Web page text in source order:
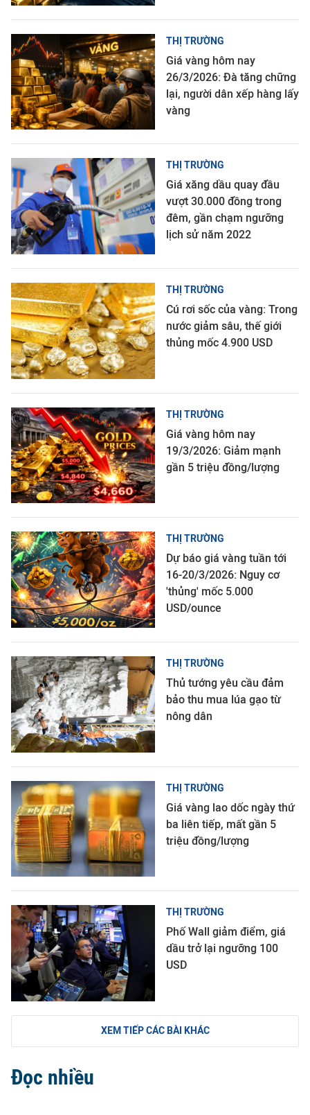
THỊ TRƯỜNG
Giá vàng hôm nay
26/3/2026: Đà tăng chững
lại, người dân xếp hàng lấy
vàng
THỊ TRƯỜNG
Giá xăng dầu quay đầu
vượt 30.000 đồng trong
đêm, gần chạm ngưỡng
lịch sử năm 2022
THỊ TRƯỜNG
Cú rơi sốc của vàng: Trong
nước giảm sâu, thế giới
thủng mốc 4.900 USD
THỊ TRƯỜNG
Giá vàng hôm nay
19/3/2026: Giảm mạnh
gần 5 triệu đồng/lượng
THỊ TRƯỜNG
Dự báo giá vàng tuần tới
16-20/3/2026: Nguy cơ
'thủng' mốc 5.000
USD/ounce
THỊ TRƯỜNG
Thủ tướng yêu cầu đảm
bảo thu mua lúa gạo từ
nông dân
THỊ TRƯỜNG
Giá vàng lao dốc ngày thứ
ba liên tiếp, mất gần 5
triệu đồng/lượng
THỊ TRƯỜNG
Phố Wall giảm điểm, giá
dầu trở lại ngưỡng 100
USD
XEM TIẾP CÁC BÀI KHÁC
Đọc nhiều